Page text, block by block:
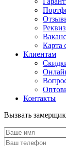
Карта
Клиентам
Контакты
Вызвать